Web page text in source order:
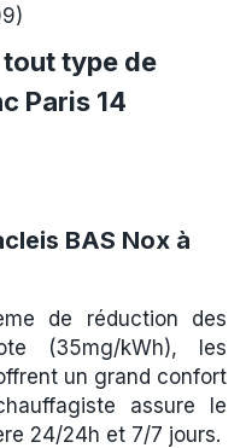
type de
Paris 14
BAS Nox à
de réduction des
(35mg/kWh), les
un grand confort
assure le
24/24h et 7/7 jours.